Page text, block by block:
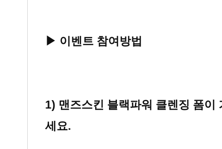
▶ 이벤트 참여방법
1) 맨즈스킨 블랙파워 클렌징 폼
세요.